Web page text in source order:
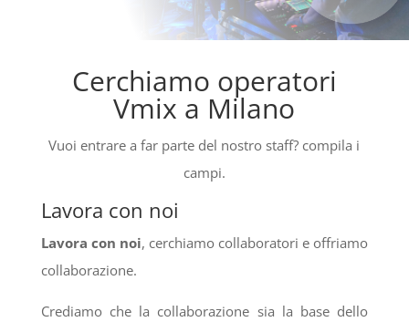
Cerchiamo operatori
Vmix a Milano
Vuoi entrare a far parte del nostro staff? compila i
campi.
Lavora con noi
Lavora con noi, cerchiamo collaboratori e offriamo
collaborazione.
Crediamo che la collaborazione sia la base dello